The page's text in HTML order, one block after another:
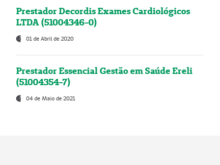
Prestador Decordis Exames Cardiológicos
LTDA (51004346-0)
01 de Abril de 2020
Prestador Essencial Gestão em Saúde Ereli
(51004354-7)
04 de Maio de 2021